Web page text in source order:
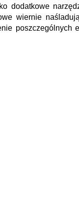
dodatkowe
wiernie
poszczególnych